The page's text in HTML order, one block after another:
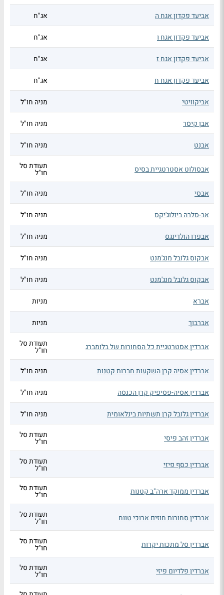
אביעד פקדון אגח ה אג"ח
אביעד פקדון אגח ו אג"ח
אביעד פקדון אגח ז אג"ח
אביעד פקדון אגח ח אג"ח
אביקוויטי מניה חו"ל
אבן קיסר מניה חו"ל
אבנט מניה חו"ל
אבסולוט אסטרטגיית בסיס תעודת סל
חו"ל
אבסי
מניה חו"ל
אב-סלרה ביולוג'יקס מניה חו"ל
אבפרו הולדינגס מניה חו"ל
אבקוס גלובל מנג'מנט מניה חו"ל
אבקוס גלובל מנג'מנט מניה חו"ל
אברא מניות
אברבוך מניות
אברדין אסטרטגיית כל הסחורות של בלומברג תעודת סל
חו"ל
אברדין אסיה קרן השקעות חברות קטנות
מניה חו"ל
אברדין אסיה-פסיפיק קרן הכנסה מניה חו"ל
אברדין גלובל קרן תשתיות בינלאומית מניה חו"ל
אברדין זהב פיסי תעודת סל
חו"ל
אברדין כסף פיזי תעודת סל
חו"ל
אברדין ממוקד ארה"ב קטנות תעודת סל
חו"ל
אברדין סחורות חוזים ארוכי טווח תעודת סל
חו"ל
אברדין סל מתכות יקרות תעודת סל
חו"ל
אברדין פלדיום פיזי תעודת סל
חו"ל